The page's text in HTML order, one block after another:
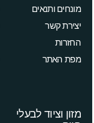
מונחים ותנאים
יצירת קשר
החזרות
מפת האתר
מזון וציוד לבעלי